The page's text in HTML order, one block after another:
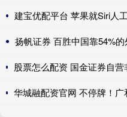
扬帆证券 百胜中国靠54%的